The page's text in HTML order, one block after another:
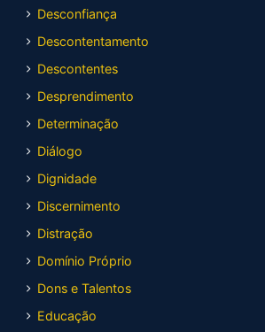
Desconfiança
Descontentamento
Descontentes
Desprendimento
Determinação
Diálogo
Dignidade
Discernimento
Distração
Domínio Próprio
Dons e Talentos
Educação